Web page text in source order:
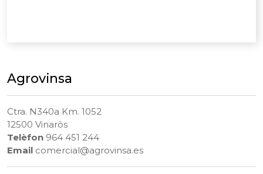
Agrovinsa
Ctra. N340a Km. 1052
12500 Vinaròs
Telèfon 964 451 244
Email comercial@agrovinsa.es